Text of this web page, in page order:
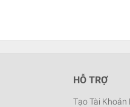
HỖ TRỢ
Tạo Tài Khoản